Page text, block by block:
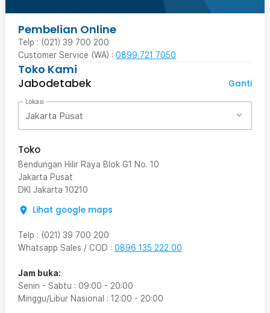
Pembelian Online
Telp : (021) 39 700 200
Customer Service (WA) : 0899 721 7050
Toko Kami
Jabodetabek
Ganti
Lokasi
Jakarta Pusat
Toko
Bendungan Hilir Raya Blok G1 No. 10
Jakarta Pusat
DKI Jakarta 10210
Lihat google maps
Telp : (021) 39 700 200
Whatsapp Sales / COD : 0896 135 222 00
Jam buka:
Senin - Sabtu : 09:00 - 20:00
Minggu/Libur Nasional : 12:00 - 20:00